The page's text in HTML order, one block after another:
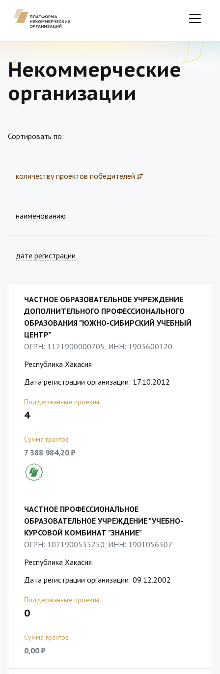
Некоммерческие
организации
Сортировать по:
количеству проектов победителей
наименованию
дате регистрации
ЧАСТНОЕ ОБРАЗОВАТЕЛЬНОЕ УЧРЕЖДЕНИЕ
ДОПОЛНИТЕЛЬНОГО ПРОФЕССИОНАЛЬНОГО
ОБРАЗОВАНИЯ "ЮЖНО-СИБИРСКИЙ УЧЕБНЫЙ
ЦЕНТР"
ОГРН: 1121900000705, ИНН: 1903600120
Республика Хакасия
Дата регистрации организации: 17.10.2012
Поддержанные проекты
4
Сумма грантов
7 388 984,20 ₽
ЧАСТНОЕ ПРОФЕССИОНАЛЬНОЕ
ОБРАЗОВАТЕЛЬНОЕ УЧРЕЖДЕНИЕ "УЧЕБНО-
КУРСОВОЙ КОМБИНАТ "ЗНАНИЕ"
ОГРН: 1021900535250, ИНН: 1901056307
Республика Хакасия
Дата регистрации организации: 09.12.2002
Поддержанные проекты
0
Сумма грантов
0,00 ₽